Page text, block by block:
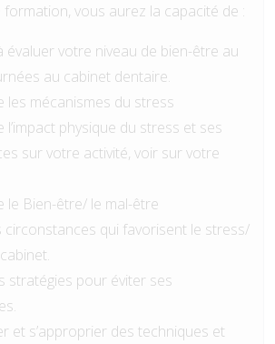
formation, vous aurez la capacité de :
évaluer votre niveau de bien-être au
au cabinet dentaire.
les mécanismes du stress
l’impact physique du stress et ses
sur votre activité, voir sur votre
le Bien-être/ le mal-être
circonstances qui favorisent le stress/
stratégies pour éviter ses
et s’approprier des techniques et